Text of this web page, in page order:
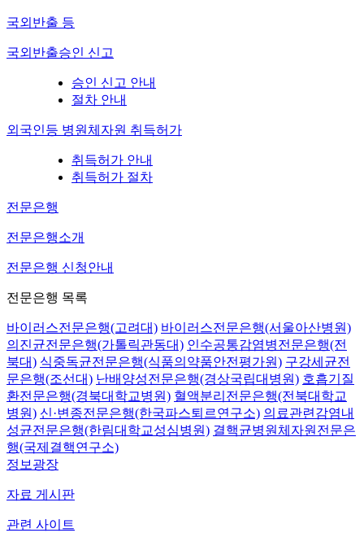
국외반출 등
국외반출승인 신고
승인 신고 안내
절차 안내
외국인등 병원체자원 취득허가
취득허가 안내
취득허가 절차
전문은행
전문은행소개
전문은행 신청안내
전문은행 목록
바이러스전문은행(고려대) 바이러스전문은행(서울아산병원)
의진균전문은행(가톨릭관동대) 인수공통감염병전문은행(전
북대) 식중독균전문은행(식품의약품안전평가원) 구강세균전
문은행(조선대) 난배양성전문은행(경상국립대병원) 호흡기질
환전문은행(경북대학교병원) 혈액분리전문은행(전북대학교
병원) 신·변종전문은행(한국파스퇴르연구소) 의료관련감염내
성균전문은행(한림대학교성심병원) 결핵균병원체자원전문은
행(국제결핵연구소)
정보광장
자료 게시판
관련 사이트